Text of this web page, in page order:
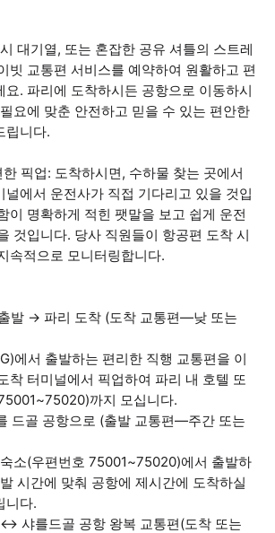
대기열, 또는 혼잡한 공유 셔틀의 스트레
빗 교통편 서비스를 예약하여 원활하고 편
요. 파리에 도착하시든 공항으로 이동하시
요에 맞춘 안전하고 믿을 수 있는 편안한
립니다.
픽업: 도착하시면, 수하물 찾는 곳에서
널에서 운전사가 직접 기다리고 있을 것입
이 명확하게 적힌 팻말을 보고 쉽게 운전
것입니다. 당사 직원들이 항공편 도착 시
속적으로 모니터링합니다.
발 → 파리 도착 (도착 교통편—낮 또는
에서 출발하는 편리한 직행 교통편을 이
착 터미널에서 픽업하여 파리 내 호텔 또
까지 모십니다.
드골 공항으로 (출발 교통편—주간 또는
소(우편번호 75001~75020)에서 출발하
시간에 맞춰 공항에 제시간에 도착하실
니다.
샤를드골 공항 왕복 교통편(도착 또는